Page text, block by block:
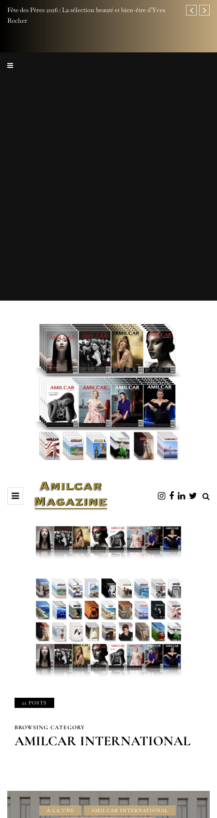
Fête des Pères 2026 : La sélection beauté et bien-être d’Yves
Rocher
Jaeger-
22 POSTS
BROWSING CATEGORY
AMILCAR INTERNATIONAL
À LA UNE
AMILCAR INTERNATIONAL